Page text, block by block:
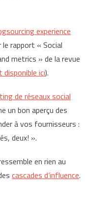
experience
le rapport « Social
metrics » de la revue
disponible ici).
de réseaux social
un bon aperçu des
à vos fournisseurs :
deux! ».
en rien au
cascades d’influence.